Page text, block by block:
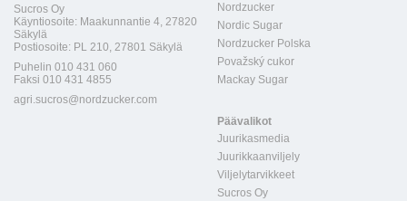
Sucros Oy
Käyntiosoite: Maakunnantie 4, 27820
Säkylä
Postiosoite: PL 210, 27801 Säkylä
Puhelin 010 431 060
Faksi 010 431 4855
agri.sucros@nordzucker.com
Nordzucker
Nordic Sugar
Nordzucker Polska
Považský cukor
Mackay Sugar
Päävalikot
Juurikasmedia
Juurikkaanviljely
Viljelytarvikkeet
Sucros Oy